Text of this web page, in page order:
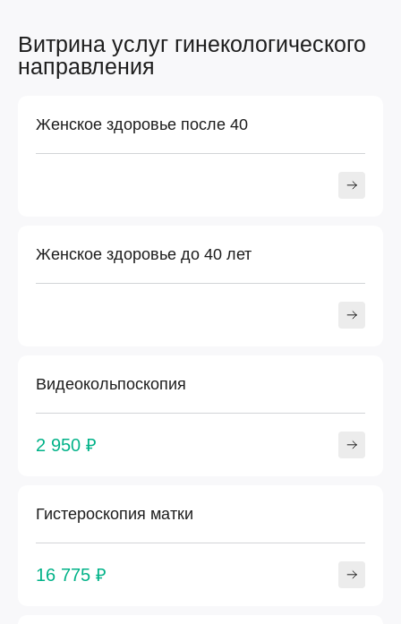
Витрина услуг гинекологического
направления
Женское здоровье после 40
Женское здоровье до 40 лет
Видеокольпоскопия
2 950 ₽
Гистероскопия матки
16 775 ₽